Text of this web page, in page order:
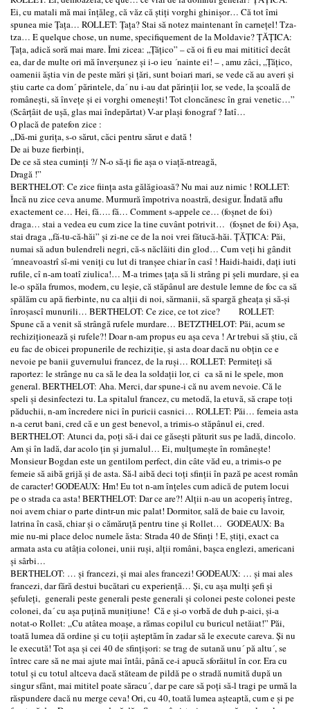
Ei, cu matali mă mai înţăleg, că văz că ştiţi vorghi ghinişor… Că tot îmi
spunea mie Ţaţa… ROLLET: Ţaţa? Stai să notez maintenant în carneţel! Tza-
tza… E quelque chose, un nume, specifiquement de la Moldavie? ŢĂŢICA:
Ţaţa, adică soră mai mare. Îmi zicea: „Ţăţico” – că oi fi eu mai mititicî decât
ea, dar de multe ori mă înverşunez şi i-o ieu ´nainte ei! – , amu zâci, „Ţăţico,
oamenii ăştia vin de peste mări şi ţări, sunt boiari mari, se vede că au averi şi
ştiu carte ca dom´ părintele, da´ nu i-au dat părinţii lor, se vede, la şcoală de
româneşti, să înveţe şi ei vorghi omeneşti! Tot cloncănesc în grai venetic…”
(Scârţâit de uşă, glas mai îndepărtat) V-ar plaşi fonograf ? Iatî…
O placă de patefon zice :
„Dă-mi guriţa, s-o sărut, căci pentru sărut e dată !
De ai buze fierbinţi,
De ce să stea cuminţi ?/ N-o să-ţi fie aşa o viaţă-ntreagă,
Dragă !”
BERTHELOT: Ce zice fiinţa asta gălăgioasă? Nu mai auz nimic ! ROLLET:
Încă nu zice ceva anume. Murmură împotriva noastră, desigur. Îndată aflu
exactement ce… Hei, fă…. fă… Comment s-appele ce… (foşnet de foi)
draga… stai a vedea eu cum zice la tine cuvânt potrivit… (foşnet de foi) Aşa,
stai draga „fă-tu-că-hăi” şi zi-ne ce de la noi vrei fătucă-hăi. ŢĂŢICA: Păi,
numai să adun bulendreli negri, că-s năclăiti din glod… Cum veţi hi gândit
´mneavoastrî sî-mi veniţi cu lut di tranşee chiar în casî ! Haidi-haidi, daţi iuti
rufile, cî n-am toatî ziulica!… M-a trimes ţaţa să li strâng pi şeli murdare, şi ea
le-o spăla frumos, modern, cu leşie, că stăpânul are destule lemne de foc ca să
spălăm cu apă fierbinte, nu ca alţii di noi, sărmanii, să spargă gheaţa şi să-şi
înroşascî munurili… BERTHELOT: Ce zice, ce tot zice? ROLLET:
Spune că a venit să strângă rufele murdare… BETZTHELOT: Păi, acum se
rechiziţionează şi rufele?! Doar n-am propus eu aşa ceva ! Ar trebui să ştiu, că
eu fac de obicei propunerile de rechiziţie, şi asta doar dacă nu obţin ce e
nevoie pe banii guvernului francez, de la ruşi… ROLLET: Permiteţi să
raportez: le strânge nu ca să le dea la soldaţii lor, ci ca să ni le spele, mon
general. BERTHELOT: Aha. Merci, dar spune-i că nu avem nevoie. Că le
speli şi desinfectezi tu. La spitalul francez, cu metodă, la etuvă, să crape toţi
păduchii, n-am încredere nici în puricii casnici… ROLLET: Păi… femeia asta
n-a cerut bani, cred că e un gest benevol, a trimis-o stăpânul ei, cred.
BERTHELOT: Atunci da, poţi să-i dai ce găseşti păturit sus pe ladă, dincolo.
Am şi în ladă, dar acolo ţin şi jurnalul… Ei, mulţumeşte în româneşte!
Monsieur Bogdan este un gentilom perfect, din câte văd eu, a trimis-o pe
femeie să aibă grijă şi de asta. Să-l aibă deci toţi sfinţii în pază pe acest român
de caracter! GODEAUX: Hm! Eu tot n-am înţeles cum adică de putem locui
pe o strada ca asta! BERTHELOT: Dar ce are?! Alţii n-au un acoperiş întreg,
noi avem chiar o parte dintr-un mic palat! Dormitor, sală de baie cu lavoir,
latrina în casă, chiar şi o cămăruţă pentru tine şi Rollet… GODEAUX: Ba
mie nu-mi place deloc numele ăsta: Strada 40 de Sfinţi ! E, ştiţi, exact ca
armata asta cu atâţia colonei, unii ruşi, alţii români, başca englezi, americani
şi sârbi…
BERTHELOT: … şi francezi, şi mai ales francezi! GODEAUX: … şi mai ales
francezi, dar fără destui bucătari cu experienţă… Şi, cu aşa mulţi şefi şi
şefuleţi, generali peste generali peste generali şi colonei peste colonei peste
colonei, da´ cu aşa puţină muniţiune! Că e şi-o vorbă de duh p-aici, şi-a
notat-o Rollet: „Cu atâtea moaşe, a rămas copilul cu buricul netăiat!” Păi,
toată lumea dă ordine şi cu toţii aşteptăm în zadar să le execute careva. Şi nu
le execută! Tot aşa şi cei 40 de sfinţişori: se trag de sutană unu´ pă altu´, se
întrec care să ne mai ajute mai întâi, până ce-i apucă sforăitul în cor. Era cu
totul şi cu totul altceva dacă stăteam de pildă pe o stradă numită după un
singur sfânt, mai mititel poate săracu´, dar pe care să poţi să-l tragi pe urmă la
răspundere dacă nu merge ceva! Ori, cu 40, toată lumea aşteaptă, cum e şi pe